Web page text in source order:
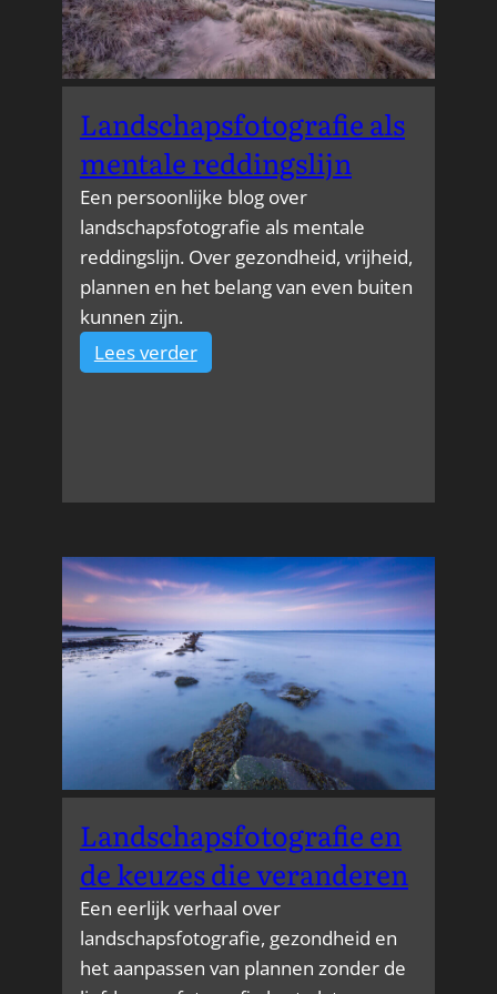
Landschapsfotografie als
mentale reddingslijn
Een persoonlijke blog over
landschapsfotografie als mentale
reddingslijn. Over gezondheid, vrijheid,
plannen en het belang van even buiten
kunnen zijn.
Lees verder:
Landschapsfotografie
Landschapsfotografie en
de keuzes die veranderen
Een eerlijk verhaal over
landschapsfotografie, gezondheid en
het aanpassen van plannen zonder de